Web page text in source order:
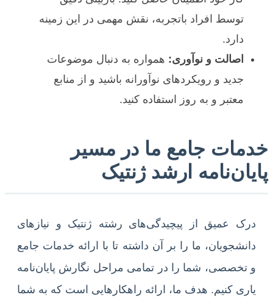
توسط افراد باتجربه، نقش مهمی در این زمینه
دارد.
اصالت و نوآوری: همواره به دنبال موضوعات
جدید و رویکردهای نوآورانه باشید و از منابع
معتبر و به روز استفاده کنید.
خدمات جامع ما در مسیر
پایان‌نامه ارشد ژنتیک
درک عمیق از پیچیدگی‌های رشته ژنتیک و نیازهای
دانشجویان، ما را بر آن داشته تا با ارائه خدمات جامع
و تخصصی، شما را در تمامی مراحل نگارش پایان‌نامه
یاری کنیم. هدف ما، ارائه راهکارهایی است که به شما